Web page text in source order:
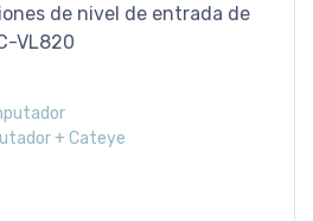
de nivel de entrada de
VL820
+ Cateye